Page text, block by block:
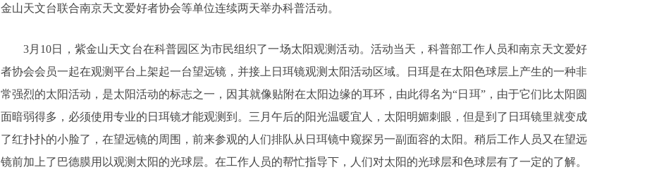
金山天文台联合南京天文爱好者协会等单位连续两天举办科普活动。
3月10日，紫金山天文台在科普园区为市民组织了一场太阳观测活动。活动当天，科普部工作人员和南京天文爱好
者协会会员一起在观测平台上架起一台望远镜，并接上日珥镜观测太阳活动区域。日珥是在太阳色球层上产生的一种非
常强烈的太阳活动，是太阳活动的标志之一，因其就像贴附在太阳边缘的耳环，由此得名为“日珥”，由于它们比太阳圆
面暗弱得多，必须使用专业的日珥镜才能观测到。三月午后的阳光温暖宜人，太阳明媚刺眼，但是到了日珥镜里就变成
了红扑扑的小脸了，在望远镜的周围，前来参观的人们排队从日珥镜中窥探另一副面容的太阳。稍后工作人员又在望远
镜前加上了巴德膜用以观测太阳的光球层。在工作人员的帮忙指导下，人们对太阳的光球层和色球层有了一定的了解。